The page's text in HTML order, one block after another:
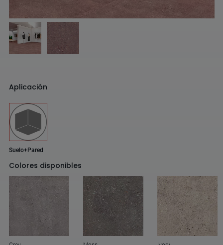
Aplicación
Suelo+Pared
Colores disponibles